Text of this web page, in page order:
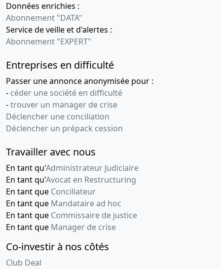
Données enrichies :
Abonnement "DATA"
Service de veille et d'alertes :
Abonnement "EXPERT"
Entreprises en difficulté
Passer une annonce anonymisée pour :
- céder une société en difficulté
-trouver un manager de crise
Déclencher une conciliation
Déclencher un prépack cession
Travailler avec nous
En tant qu'Administrateur Judiciaire
En tant qu'Avocat en Restructuring
En tant que Conciliateur
En tant que Mandataire ad hoc
En tant que Commissaire de justice
En tant que Manager de crise
Co-investir à nos côtés
Club Deal